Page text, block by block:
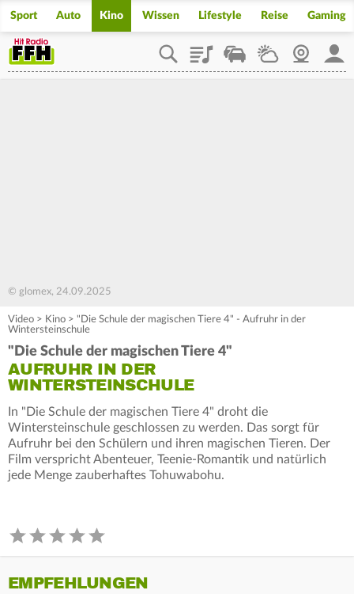
Sport Auto Kino Wissen Lifestyle Reise Gaming
PlaylistStaupilotWetterWebcam
© glomex, 24.09.2025
Video > Kino > "Die Schule der magischen Tiere 4" - Aufruhr in der
Wintersteinschule
"Die Schule der magischen Tiere 4"
AUFRUHR IN DER
WINTERSTEINSCHULE
In "Die Schule der magischen Tiere 4" droht die
Wintersteinschule geschlossen zu werden. Das sorgt für
Aufruhr bei den Schülern und ihren magischen Tieren. Der
Film verspricht Abenteuer, Teenie-Romantik und natürlich
jede Menge zauberhaftes Tohuwabohu.
EMPFEHLUNGEN